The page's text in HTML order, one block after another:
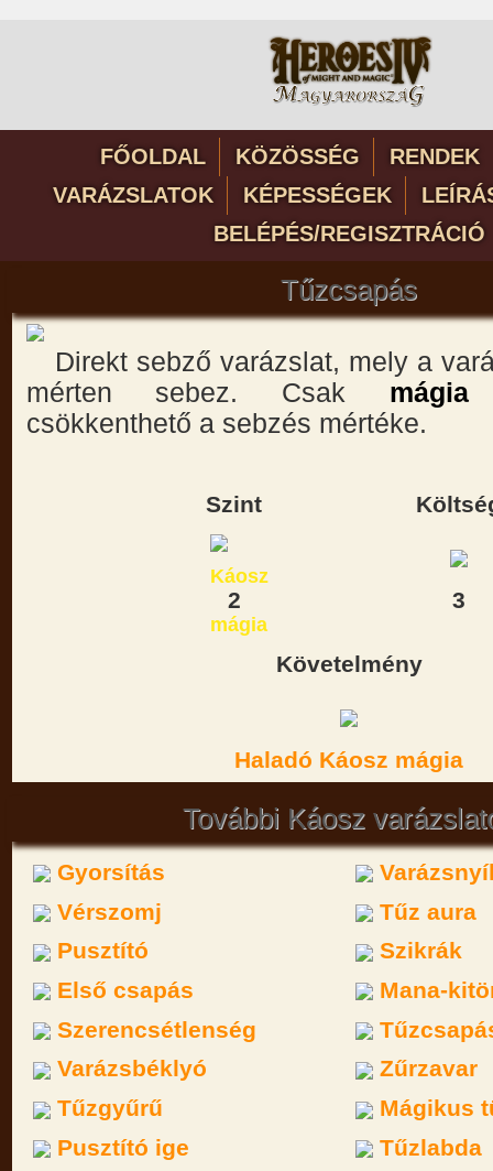
FŐOLDAL KÖZÖSSÉG
RENDEK
VARÁZSLATOK
KÉPESSÉGEK
BELÉPÉS/REGISZTRÁCIÓ
Tűzcsapás
Direkt sebző varázslat, mely a
mérten sebez. Csak mágia
csökkenthető a sebzés mértéke.
Szint
2 3
Követelmény
Haladó Káosz mágia
További Káosz
Gyorsítás
Vérszomj
Tűz aura
Pusztító
Szikrák
Első csapás
Mana-
Szerencsétlenség
Varázsbéklyó
Zűrzavar
Tűzgyűrű
Mágikus
Pusztító ige
Tűzlabda